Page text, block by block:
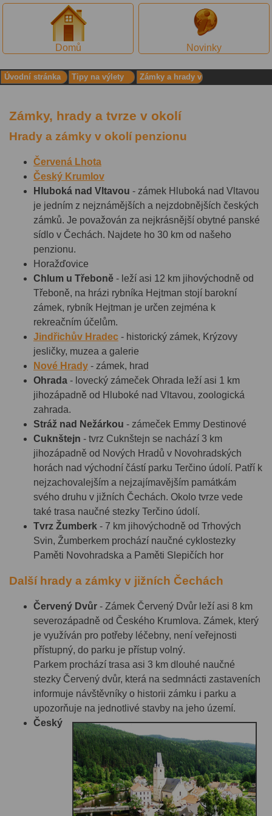
Domů Novinky
Úvodní stránka Tipy na výlety
Zámky a hrady v
Zámky, hrady a tvrze v okolí
Hrady a zámky v okolí penzionu
Červená Lhota
Český Krumlov
H luboká nad Vltavou - zámek Hluboká nad Vltavou
je jedním z nejznámějších a nejzdobnějších českých
zámků. Je považován za nejkrásnější obytné panské
sídlo v Čechách. Najdete ho 30 km od našeho
penzionu.
Horažďovice
Chlum u Třeboně - leží asi 12 km jihovýchodně od
Třeboně, na hrázi rybníka Hejtman stojí barokní
zámek, rybník Hejtman je určen zejména k
rekreačním účelům.
Jindřichův Hradec - historický zámek, Krýzovy
jesličky, muzea a galerie
Nové Hrady - zámek, hrad
Ohrada - lovecký zámeček Ohrada leží asi 1 km
jihozápadně od Hluboké nad Vltavou, zoologická
zahrada.
Stráž nad Nežárkou - zámeček Emmy Destinové
Cuknštejn - tvrz Cuknštejn se nachází 3 km
jihozápadně od Nových Hradů v Novohradských
horách nad východní částí parku Terčino údolí. Patří k
nejzachovalejším a nejzajímavějším památkám
svého druhu v jižních Čechách. Okolo tvrze vede
také trasa naučné stezky Terčino údolí.
Tvrz Žumberk - 7 km jihovýchodně od Trhových
Svin, Žumberkem prochází naučné cyklostezky
Paměti Novohradska a Paměti Slepičích hor
Další hrady a zámky v jižních Čechách
Červený Dvůr - Zámek Červený Dvůr leží asi 8 km
severozápadně od Českého Krumlova. Zámek, který
je využíván pro potřeby léčebny, není veřejnosti
přístupný, do parku je přístup volný.
Parkem prochází trasa asi 3 km dlouhé naučné
stezky Červený dvůr, která na sedmnácti zastaveních
informuje návštěvníky o historii zámku i parku a
upozorňuje na jednotlivé stavby na jeho území.
Český